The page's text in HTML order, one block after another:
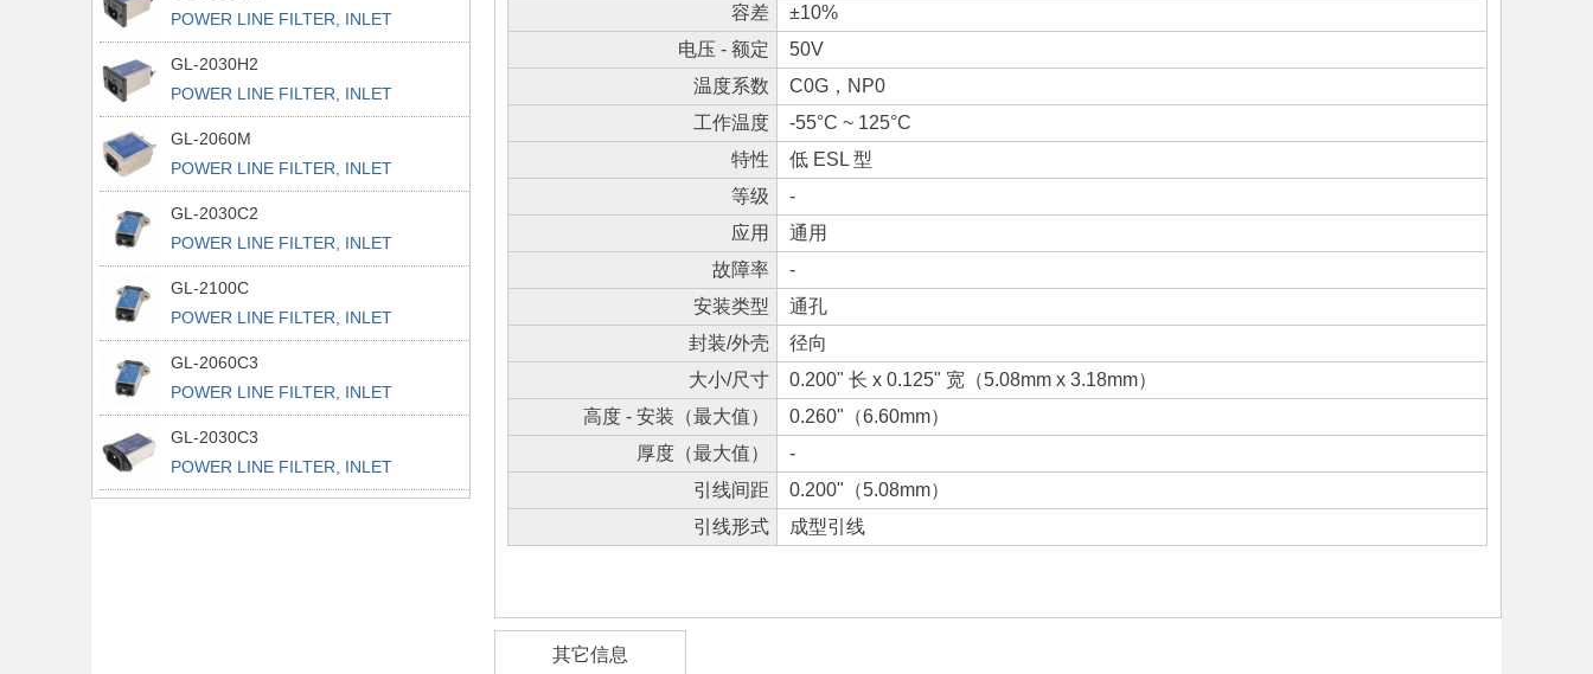
POWER LINE FILTER, INLET
POWER L
GL-2030H2
POWER LINE FILTER, INLET
POWER L
GL-2060M
POWER LINE FILTER, INLET
POWER L
GL-2030C2
POWER LINE FILTER, INLET
POWER L
GL-2100C
POWER LINE FILTER, INLET
POWER L
GL-2060C3
POWER LINE FILTER, INLET
POWER L
GL-2030C3
POWER LINE FILTER, INLET
POWER L
容差
±10%
电压 - 额定
50V
温度系数
C0G，NP0
工作温度
-55°C ~ 125°C
特性
低 ESL 型
等级
-
应用
通用
故障率
-
安装类型
通孔
封装/外壳
径向
大小/尺寸
0.200" 长 x 0.125" 宽（5.08mm x 3.18mm）
高度 - 安装（最大值）
0.260"（6.60mm）
厚度（最大值）
-
引线间距
0.200"（5.08mm）
引线形式
成型引线
其它信息